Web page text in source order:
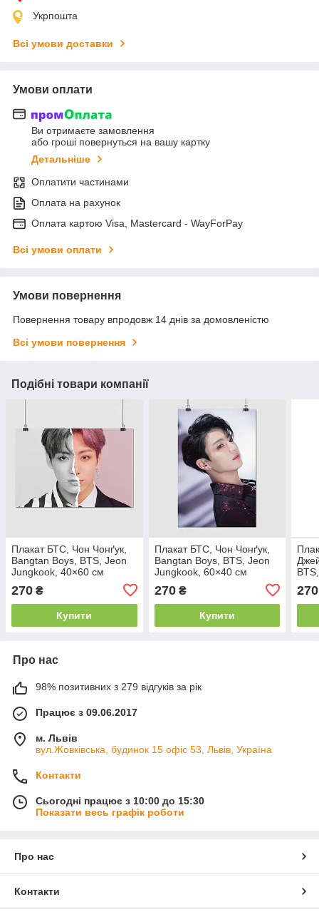
Укрпошта
Всі умови доставки
Умови оплати
Ви отримаєте замовлення
або гроші повернуться на вашу картку
Детальніше
Оплатити частинами
Оплата на рахунок
Оплата картою Visa, Mastercard - WayForPay
Всі умови оплати
Умови повернення
Повернення товару впродовж 14 днів за домовленістю
Всі умови повернення
Подібні товари компанії
Плакат БТС, Чон Чонґук,
Bangtan Boys, BTS, Jeon
Jungkook, 40×60 см
270 ₴
Купити
Плакат БТС, Чон Чонґук,
Bangtan Boys, BTS, Jeon
Jungkook, 60×40 см
270₴
Купити
270
Про нас
98% позитивних з 279 відгуків за рік
Працює з 09.06.2017
м. Львів
вул.Жовківська, будинок 15 офіс 53, Львів, Україна
Контакти
Сьогодні працює з 10:00 до 15:30
Показати весь графік роботи
Про нас
Контакти